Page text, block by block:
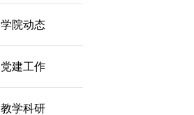
学院动态
党建工作
教学科研